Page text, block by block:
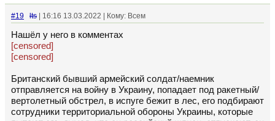
#19 lts | 16:16 13.03.2022 | Кому: Всем
Нашёл у него в комментах
[censored]
[censored]
Британский бывший армейский солдат/наемник
отправляется на войну в Украину, попадает под ракетный/
вертолетный обстрел, в испуге бежит в лес, его подбирают
сотрудники территориальной обороны Украины, которые